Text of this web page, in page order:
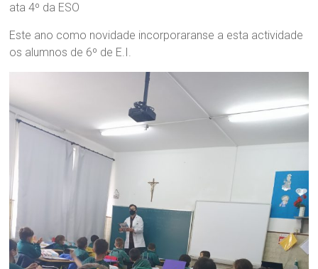
ata 4º da ESO
Este ano como novidade incorporaranse a esta actividade
os alumnos de 6º de E.I.